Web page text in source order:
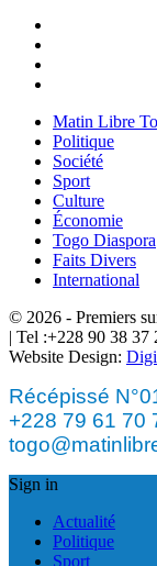
Matin Libre
Politique
Société
Sport
Culture
Économie
Togo Diaspora
Faits Divers
International
© 2026 - Premiers
| Tel :+228 90 38 37
Website Design:
Récépissé
+228 79 61 70
Sign in
Actualité
Politique
Sport